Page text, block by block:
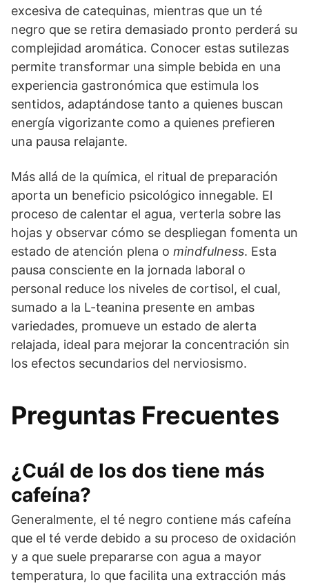
excesiva de catequinas, mientras que un té
negro que se retira demasiado pronto perderá su
complejidad aromática. Conocer estas sutilezas
permite transformar una simple bebida en una
experiencia gastronómica que estimula los
sentidos, adaptándose tanto a quienes buscan
energía vigorizante como a quienes prefieren
una pausa relajante.
Más allá de la química, el ritual de preparación
aporta un beneficio psicológico innegable. El
proceso de calentar el agua, verterla sobre las
hojas y observar cómo se despliegan fomenta un
estado de atención plena o mindfulness. Esta
pausa consciente en la jornada laboral o
personal reduce los niveles de cortisol, el cual,
sumado a la L-teanina presente en ambas
variedades, promueve un estado de alerta
relajada, ideal para mejorar la concentración sin
los efectos secundarios del nerviosismo.
Preguntas Frecuentes
¿Cuál de los dos tiene más
cafeína?
Generalmente, el té negro contiene más cafeína
que el té verde debido a su proceso de oxidación
y a que suele prepararse con agua a mayor
temperatura, lo que facilita una extracción más